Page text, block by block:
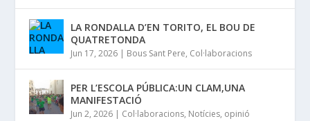
LA RONDALLA D’EN TORITO, EL BOU DE
QUATRETONDA
Jun 17, 2026 | Bous Sant Pere, Col·laboracions
PER L’ESCOLA PÚBLICA:UN CLAM,UNA
MANIFESTACIÓ
Jun 2, 2026 | Col·laboracions, Notícies, opinió